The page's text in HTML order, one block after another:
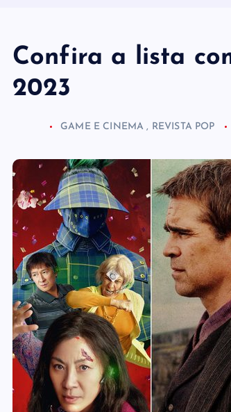
Confira a lista
2023
GAME E CINEMA , REVISTA POP